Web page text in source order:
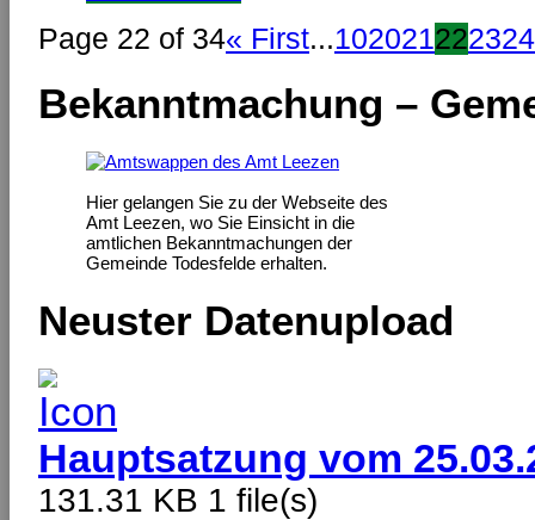
Page 22 of 34« First...102021222324
Bekanntmachung –
Hier gelangen Sie zu der Webseite des
Amt Leezen, wo Sie Einsicht in die
amtlichen Bekanntmachungen der
Gemeinde Todesfelde erhalten.
Neuster Datenupload
Hauptsatzung vom
131.31 KB 1 file(s)